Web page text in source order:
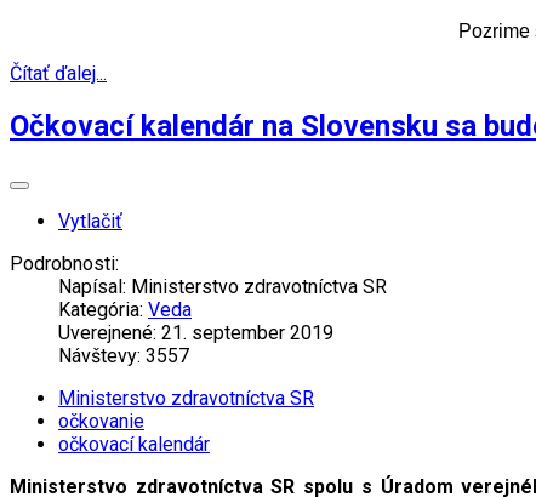
Čítať ďalej...
Očkovací kalendár na Slovensku sa
Vytlačiť
Podrobnosti:
Napísal: Ministerstvo zdravotníctva SR
Kategória: Veda
Uverejnené: 21. september 2019
Návštevy: 3557
Ministerstvo zdravotníctva SR
očkovanie
očkovací kalendár
Ministerstvo zdravotníctva SR spolu s Úradom